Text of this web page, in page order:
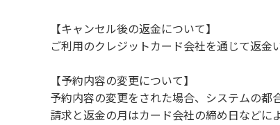
６.周囲に迷惑となるような行為（夜間
７.BBQ台（BBQコンロやグリル）は
用ください。
８.炭火の利用後は炭の鎮火の確認をお願
９.BBQ台（BBQコンロやグリル）の貸
10.駐車場や芝生スペースを含め、コテ
【キャンセル後の返金について】
ご利用のクレジットカード会社を通じて返金
【予約内容の変更について】
予約内容の変更をされた場合、システムの都
請求と返金の月はカード会社の締め日などに